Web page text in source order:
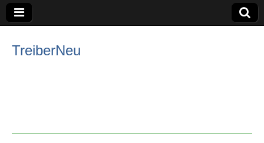
TreiberNeu